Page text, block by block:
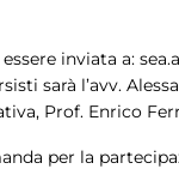
inviata a:
sarà l’avv.
Prof. Enrico
per la